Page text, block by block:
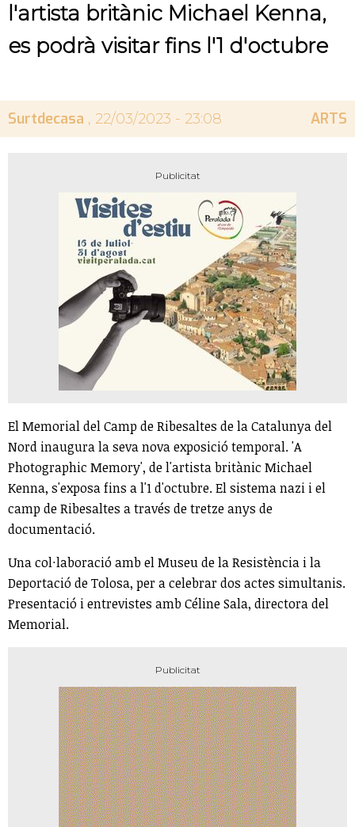
l'artista britànic Michael Kenna,
es podrà visitar fins l'1 d'octubre
Surtdecasa , 22/03/2023 - 23:08 ARTS
El Memorial del Camp de Ribesaltes de la Catalunya del
Nord inaugura la seva nova exposició temporal. 'A
Photographic Memory', de l'artista britànic Michael
Kenna, s'exposa fins a l'1 d'octubre. El sistema nazi i el
camp de Ribesaltes a través de tretze anys de
documentació.
Una col·laboració amb el Museu de la Resistència i la
Deportació de Tolosa, per a celebrar dos actes simultanis.
Presentació i entrevistes amb Céline Sala, directora del
Memorial.